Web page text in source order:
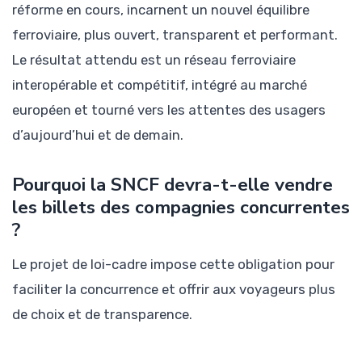
réforme en cours, incarnent un nouvel équilibre
ferroviaire, plus ouvert, transparent et performant.
Le résultat attendu est un réseau ferroviaire
interopérable et compétitif, intégré au marché
européen et tourné vers les attentes des usagers
d’aujourd’hui et de demain.
Pourquoi la SNCF devra-t-elle vendre
les billets des compagnies concurrentes
?
Le projet de loi-cadre impose cette obligation pour
faciliter la concurrence et offrir aux voyageurs plus
de choix et de transparence.